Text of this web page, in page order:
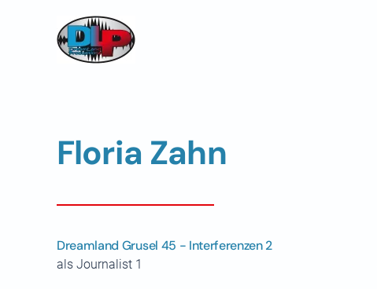
Skip to main content
Floria Zahn
Dreamland Grusel 45 - Interferenzen 2
als Journalist 1